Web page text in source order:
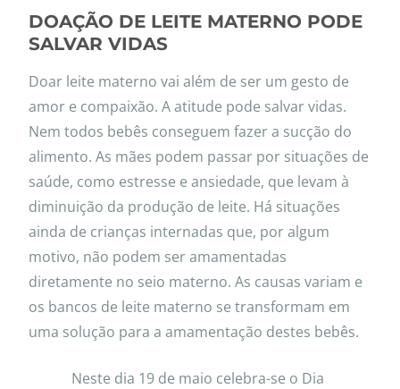
DOAÇÃO DE LEITE MATERNO PODE
SALVAR VIDAS
Doar leite materno vai além de ser um gesto de
amor e compaixão. A atitude pode salvar vidas.
Nem todos bebês conseguem fazer a sucção do
alimento. As mães podem passar por situações de
saúde, como estresse e ansiedade, que levam à
diminuição da produção de leite. Há situações
ainda de crianças internadas que, por algum
motivo, não podem ser amamentadas
diretamente no seio materno. As causas variam e
os bancos de leite materno se transformam em
uma solução para a amamentação destes bebês.
Neste dia 19 de maio celebra-se o Dia